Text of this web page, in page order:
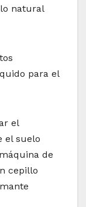
natural
para el
el
el suelo
de
cepillo